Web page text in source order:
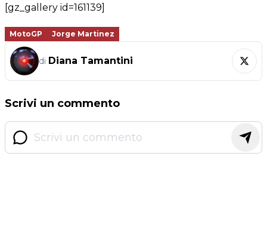
[gz_gallery id=161139]
MotoGP Jorge Martinez
di Diana Tamantini
Scrivi un commento